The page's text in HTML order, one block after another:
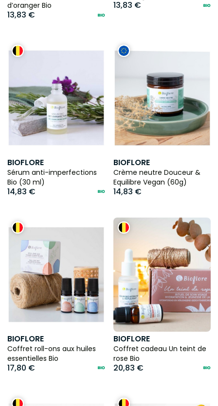
d’oranger Bio
13,83 €
13,83 €
BIOFLORE
Sérum anti-imperfections
Bio (30 ml)
14,83 €
BIOFLORE
Crème neutre Douceur &
Equilibre Vegan (60g)
14,83 €
BIOFLORE
Coffret roll-ons aux huiles
essentielles Bio
17,80 €
BIOFLORE
Coffret cadeau Un teint de
rose Bio
20,83 €